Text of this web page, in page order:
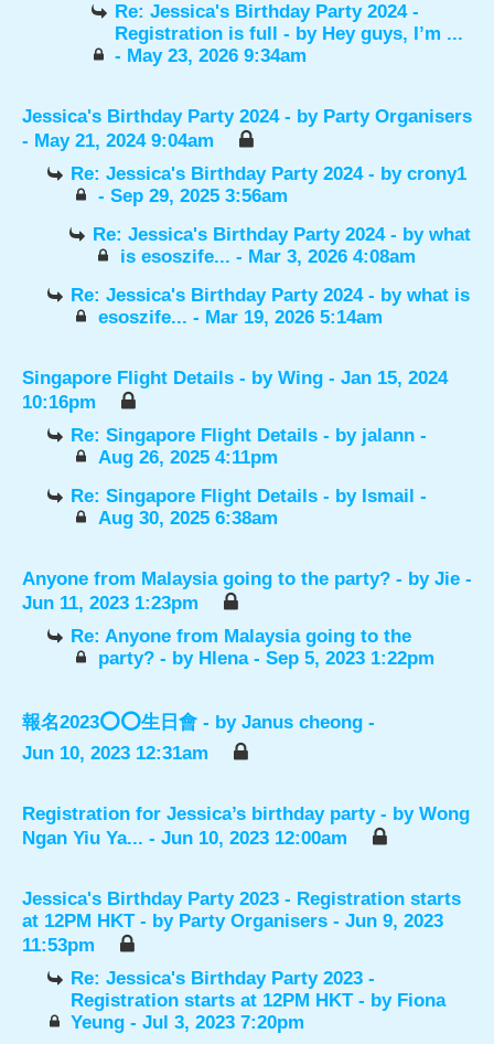
Re: Jessica's Birthday Party 2024 -
Registration is full - by Hey guys, I’m ...
- May 23, 2026 9:34am
Jessica's Birthday Party 2024 - by Party Organisers
- May 21, 2024 9:04am
Re: Jessica's Birthday Party 2024 - bycrony1
- Sep 29, 2025 3:56am
Re: Jessica's Birthday Party 2024 - bywhat
is esoszife... - Mar 3, 2026 4:08am
Re: Jessica's Birthday Party 2024 - bywhat is
esoszife... - Mar 19, 2026 5:14am
Singapore Flight Details - by Wing - Jan 15, 2024
10:16pm
Re: Singapore Flight Details - by jalann -
Aug 26, 2025 4:11pm
Re: Singapore Flight Details - by Ismail -
Aug 30, 2025 6:38am
Anyone from Malaysia going to the party? - by Jie -
Jun 11, 2023 1:23pm
Re: Anyone from Malaysia going to the
party? - by Hlena- Sep 5, 2023 1:22pm
報名2023⭕️⭕️生日會 - by Janus cheong -
Jun 10, 2023 12:31am
Registration for Jessica’s birthday party - by Wong
Ngan Yiu Ya... - Jun 10, 2023 12:00am
Jessica's Birthday Party 2023 - Registration starts
at 12PM HKT - by Party Organisers - Jun 9, 2023
11:53pm
Re: Jessica's Birthday Party 2023 -
Registration starts at 12PM HKT - by Fiona
Yeung - Jul 3, 2023 7:20pm